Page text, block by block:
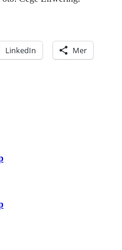
LinkedIn Mer